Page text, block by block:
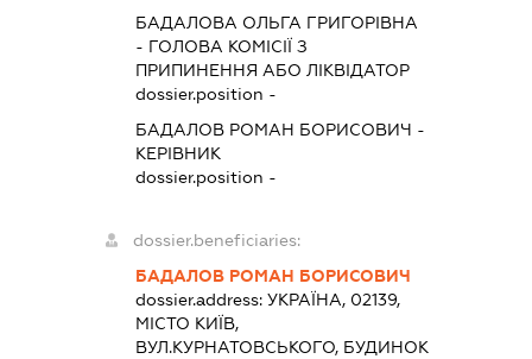
БАДАЛОВА ОЛЬГА ГРИГОРІВНА
- ГОЛОВА КОМІСІЇ З
ПРИПИНЕННЯ АБО ЛІКВІДАТОР
dossier.position -
БАДАЛОВ РОМАН БОРИСОВИЧ -
КЕРІВНИК
dossier.position -
dossier.beneficiaries:
БАДАЛОВ РОМАН БОРИСОВИЧ
dossier.address: УКРАЇНА, 02139,
МІСТО КИЇВ,
ВУЛ.КУРНАТОВСЬКОГО, БУДИНОК